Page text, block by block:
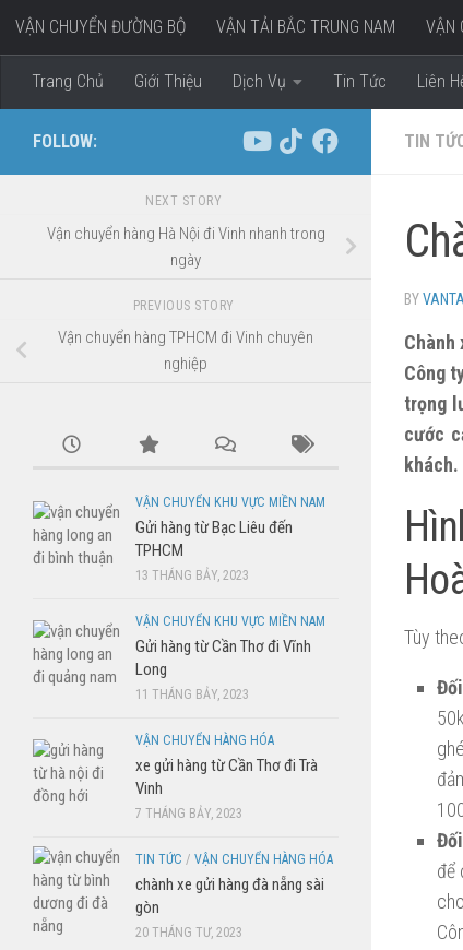
Skip to content
VẬN CHUYỂN ĐƯỜNG BỘ VẬN TẢI BẮC TRUNG NAM VẬN
VẬN CHUYỂN HÀNG ĐI MIỀN TÂY
Trang Chủ Giới Thiệu Dịch Vụ Tin Tức Liên
TIN
BY
Chành
Công
trọng
cước
khách.
Tùy
để
FOLLOW:
NEXT STORY
Vận chuyển hàng Hà Nội đi Vinh nhanh trong
ngày
PREVIOUS STORY
Vận chuyển hàng TPHCM đi Vinh chuyên
nghiệp
VẬN CHUYỂN KHU VỰC MIỀN NAM
Gửi hàng từ Bạc Liêu đến
TPHCM
13 THÁNG BẢY, 2023
VẬN CHUYỂN KHU VỰC MIỀN NAM
Gửi hàng từ Cần Thơ đi Vĩnh
Long
11 THÁNG BẢY, 2023
VẬN CHUYỂN HÀNG HÓA
xe gửi hàng từ Cần Thơ đi Trà
Vinh
7 THÁNG BẢY, 2023
TIN TỨC / VẬN CHUYỂN HÀNG HÓA
chành xe gửi hàng đà nẵng sài
gòn
20 THÁNG TƯ, 2023